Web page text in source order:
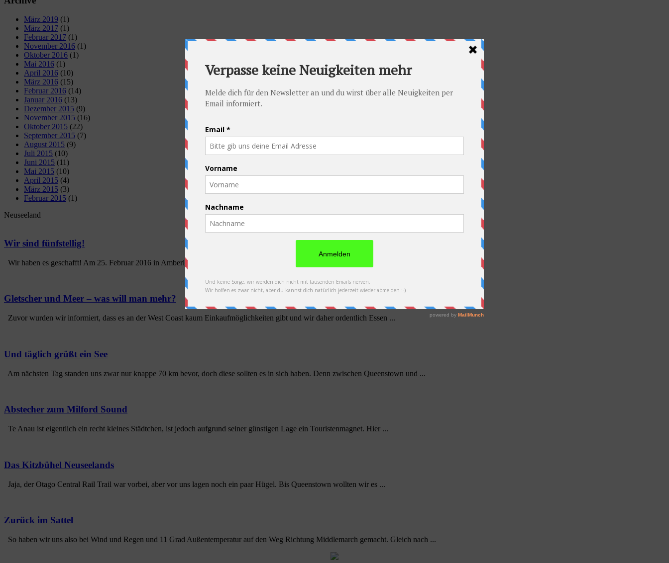
März 2019 (1)
März 2017 (1)
Februar 2017 (1)
November 2016 (1)
Oktober 2016 (1)
Mai 2016 (1)
April 2016 (10)
März 2016 (15)
Februar 2016 (14)
Januar 2016 (13)
Dezember 2015 (9)
November 2015 (16)
Oktober 2015 (22)
September 2015 (7)
August 2015 (9)
Juli 2015 (10)
Juni 2015 (11)
Mai 2015 (10)
April 2015 (4)
März 2015 (3)
Februar 2015 (1)
Neuseeland
Wir sind fünfstellig!
Wir haben es geschafft! Am 25. Februar 2016 in Amberley in Neuseeland haben wir die 10.000 km-Marke geknackt! :-) Zur ...
Gletscher und Meer – was will man mehr?
Zuvor wurden wir informiert, dass es an der West Coast kaum Einkaufmöglichkeiten gibt und wir daher ordentlich Essen ...
Und täglich grüßt ein See
Am nächsten Tag standen uns zwar nur knappe 70 km bevor, doch diese sollten es in sich haben. Denn zwischen Queenstown und ...
Abstecher zum Milford Sound
Te Anau ist eigentlich ein recht kleines Städtchen, ist jedoch aufgrund seiner günstigen Lage ein Touristenmagnet. Hier ...
Das Kitzbühel Neuseelands
Jaja, der Otago Central Rail Trail war vorbei, aber vor uns lagen noch ein paar Hügel. Bis Queenstown wollten wir es ...
Zurück im Sattel
So haben wir uns also bei Wind und Regen und 11 Grad Außentemperatur auf den Weg Richtung Middlemarch gemacht. Gleich nach ...